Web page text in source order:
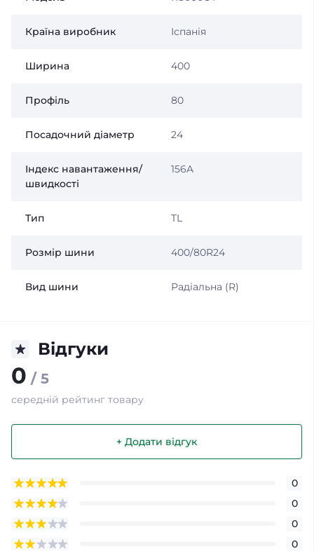
Країна виробник Іспанія
Ширина 400
Профіль 80
Посадочний діаметр 24
Індекс навантаження/
швидкості
156A
Тип TL
Розмір шини 400/80R24
Вид шини Радіальна (R)
Відгуки
0 / 5
середній рейтинг товару
+ Додати відгук
0
0
0
0